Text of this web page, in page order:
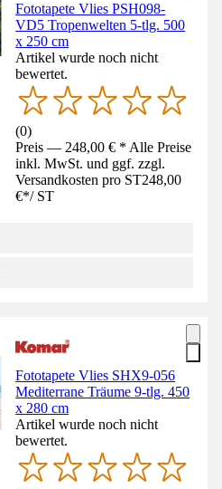
Fototapete Vlies PSH098-
VD5 Tropenwelten 5-tlg. 500
x 250 cm
Artikel wurde noch nicht
bewertet.
(0)
Preis — 248,00 € * Alle Preise
inkl. MwSt. und ggf. zzgl.
Versandkosten pro ST248,00
€*/ ST
Fototapete Vlies SHX9-056
Mediterrane Träume 9-tlg. 450
x 280 cm
Artikel wurde noch nicht
bewertet.